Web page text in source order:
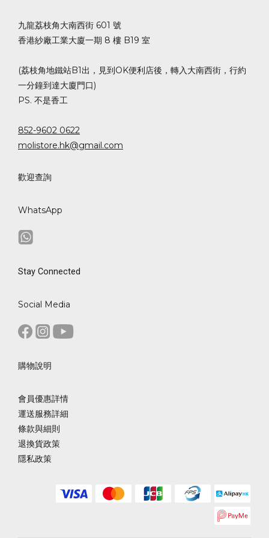
九龍荔枝角大南西街 601 號
香港紗廠工業大廈一期 8 樓 B19 室
(荔枝角地鐵站B1出，見到OK便利店後，轉入大南西街，行約
一分鐘到達大廈門口)
PS. 不是香工
852-9602 0622
molistore.hk@gmail.com
歡迎查詢
WhatsApp
Stay Connected
Social Media
購物說明
會員優惠詳情
運送服務詳細
條款與細則
退換貨政策
隱私政策